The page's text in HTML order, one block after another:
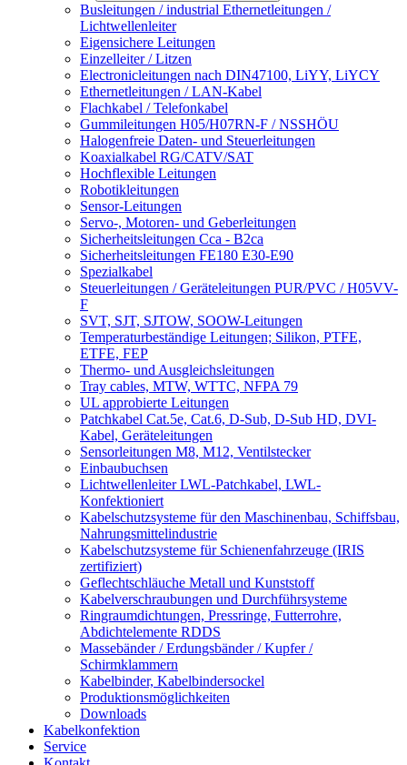
Busleitungen / industrial Ethernetleitungen /
Lichtwellenleiter
Eigensichere Leitungen
Einzelleiter / Litzen
Electronicleitungen nach DIN47100, LiYY, LiYCY
Ethernetleitungen / LAN-Kabel
Flachkabel / Telefonkabel
Gummileitungen H05/H07RN-F / NSSHÖU
Halogenfreie Daten- und Steuerleitungen
Koaxialkabel RG/CATV/SAT
Hochflexible Leitungen
Robotikleitungen
Sensor-Leitungen
Servo-, Motoren- und Geberleitungen
Sicherheitsleitungen Cca - B2ca
Sicherheitsleitungen FE180 E30-E90
Spezialkabel
Steuerleitungen / Geräteleitungen PUR/PVC / H05VV-
F
SVT, SJT, SJTOW, SOOW-Leitungen
Temperaturbeständige Leitungen; Silikon, PTFE,
ETFE, FEP
Thermo- und Ausgleichsleitungen
Tray cables, MTW, WTTC, NFPA 79
UL approbierte Leitungen
Patchkabel Cat.5e, Cat.6, D-Sub, D-Sub HD, DVI-
Kabel, Geräteleitungen
Sensorleitungen M8, M12, Ventilstecker
Einbaubuchsen
Lichtwellenleiter LWL-Patchkabel, LWL-
Konfektioniert
Kabelschutzsysteme für den Maschinenbau, Schiffsbau,
Nahrungsmittelindustrie
Kabelschutzsysteme für Schienenfahrzeuge (IRIS
zertifiziert)
Geflechtschläuche Metall und Kunststoff
Kabelverschraubungen und Durchführsysteme
Ringraumdichtungen, Pressringe, Futterrohre,
Abdichtelemente RDDS
Massebänder / Erdungsbänder / Kupfer /
Schirmklammern
Kabelbinder, Kabelbindersockel
Produktionsmöglichkeiten
Downloads
Kabelkonfektion
Service